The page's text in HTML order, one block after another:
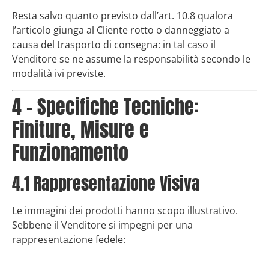
Resta salvo quanto previsto dall’art. 10.8 qualora
l’articolo giunga al Cliente rotto o danneggiato a
causa del trasporto di consegna: in tal caso il
Venditore se ne assume la responsabilità secondo le
modalità ivi previste.
4 – Specifiche Tecniche:
Finiture, Misure e
Funzionamento
4.1 Rappresentazione Visiva
Le immagini dei prodotti hanno scopo illustrativo.
Sebbene il Venditore si impegni per una
rappresentazione fedele: